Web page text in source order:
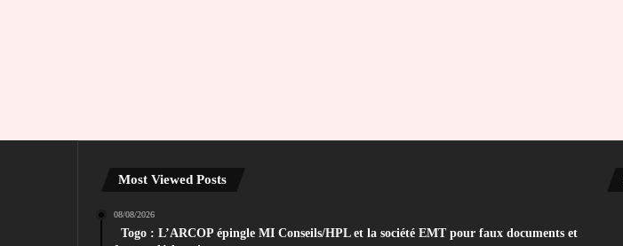
Most Viewed Posts
08/08/2026
Togo : L’ARCOP épingle MI Conseils/HPL et la société EMT pour faux documents et